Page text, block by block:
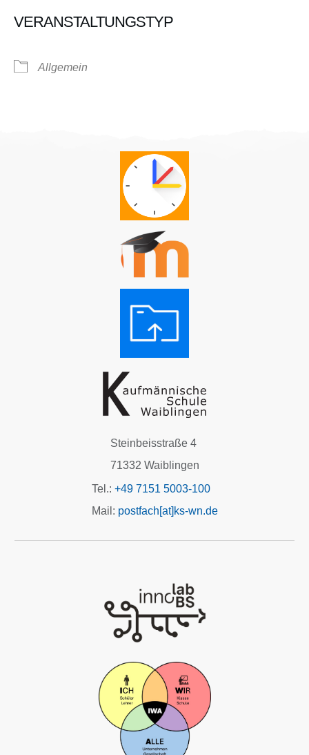
VERANSTALTUNGSTYP
Allgemein
Steinbeisstraße 4
71332 Waiblingen
Tel.: +49 7151 5003-100
Mail: postfach[at]ks-wn.de